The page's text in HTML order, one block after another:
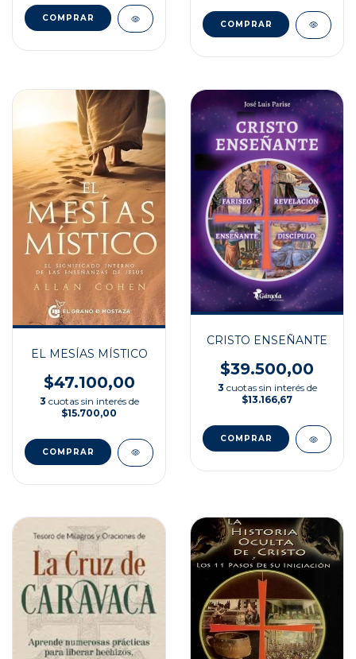
EL MESÍAS MÍSTICO
$47.100,00
3 cuotas sin interés de
$15.700,00
CRISTO ENSEÑANTE
$39.500,00
3 cuotas sin interés de
$13.166,67